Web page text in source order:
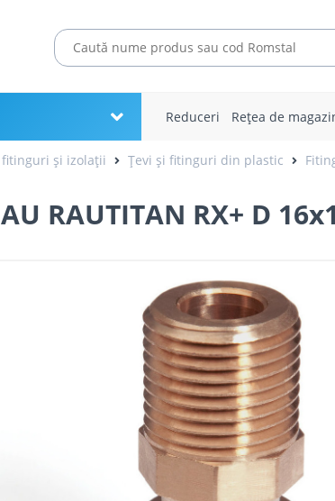
Reduceri Rețea de
fitinguri și izolații Țevi și fitinguri din plastic
RAUTITAN RX+ D